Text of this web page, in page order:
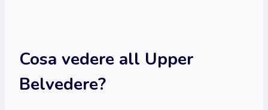
Cosa vedere all Upper
Belvedere?